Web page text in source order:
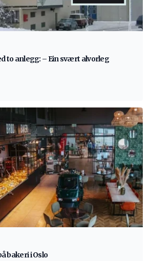
to anlegg: – Ein svært alvorleg
bakeri i Oslo